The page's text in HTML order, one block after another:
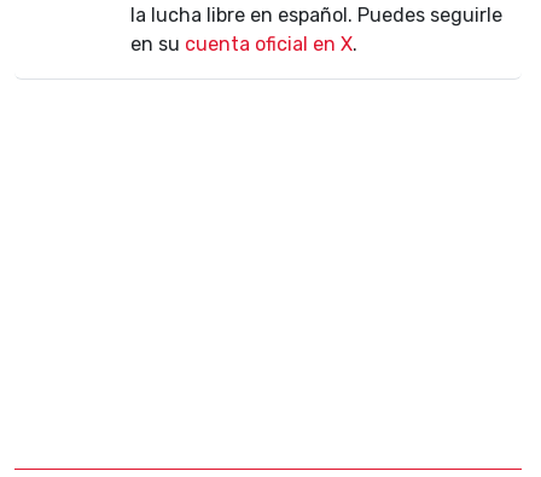
la lucha libre en español. Puedes seguirle
en su cuenta oficial en X.